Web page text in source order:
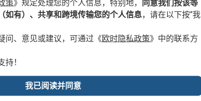
IW 工业工
系列
件
暂时缺货
Rittal 观察窗, 灰色, 用于TS、VX、VX SE
系列, IP54防护, 47 mm长 x 500mm宽 x
制造商零件编号2735520
小计（1 件）
RMB2,081.69(不含税) RMB2,081.69/件
策》 规定处理您的个人信息，特别地，
同意我们按该等
如有）、共享和跨境传输您的个人信息，请在以下按“我
问、意见或建议，可通过 《欧时隐私政策》 中的联系方
！
我已阅读并同意